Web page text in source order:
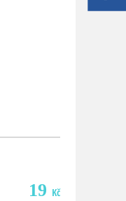
19 Kč